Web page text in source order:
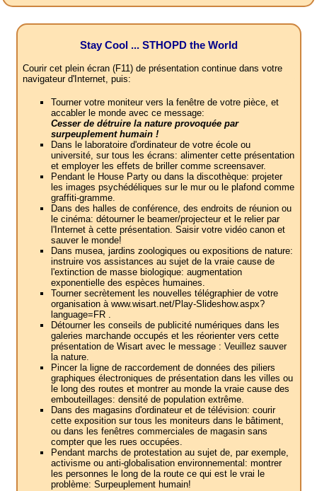
Stay Cool ... STHOPD the World
Courir cet plein écran (F11) de présentation continue dans votre
navigateur d'Internet, puis:
Tourner votre moniteur vers la fenêtre de votre pièce, et
accabler le monde avec ce message:
Cesser de détruire la nature provoquée par
surpeuplement humain !
Dans le laboratoire d'ordinateur de votre école ou
université, sur tous les écrans: alimenter cette présentation
et employer les effets de briller comme screensaver.
Pendant le House Party ou dans la discothèque: projeter
les images psychédéliques sur le mur ou le plafond comme
graffiti-gramme.
Dans des halles de conférence, des endroits de réunion ou
le cinéma: détourner le beamer/projecteur et le relier par
l'Internet à cette présentation. Saisir votre vidéo canon et
sauver le monde!
Dans musea, jardins zoologiques ou expositions de nature:
instruire vos assistances au sujet de la vraie cause de
l'extinction de masse biologique: augmentation
exponentielle des espèces humaines.
Tourner secrètement les nouvelles télégraphier de votre
organisation à www.wisart.net/Play-Slideshow.aspx?
language=FR .
Détourner les conseils de publicité numériques dans les
galeries marchande occupés et les réorienter vers cette
présentation de Wisart avec le message : Veuillez sauver
la nature.
Pincer la ligne de raccordement de données des piliers
graphiques électroniques de présentation dans les villes ou
le long des routes et montrer au monde la vraie cause des
embouteillages: densité de population extrême.
Dans des magasins d'ordinateur et de télévision: courir
cette exposition sur tous les moniteurs dans le bâtiment,
ou dans les fenêtres commerciales de magasin sans
compter que les rues occupées.
Pendant marchs de protestation au sujet de, par exemple,
activisme ou anti-globalisation environnemental: montrer
les personnes le long de la route ce qui est le vrai le
problème: Surpeuplement humain!